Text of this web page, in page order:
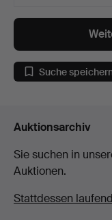
Suche
Auktionsarchiv
Sie suchen in
Auktionen.
Stattdessen